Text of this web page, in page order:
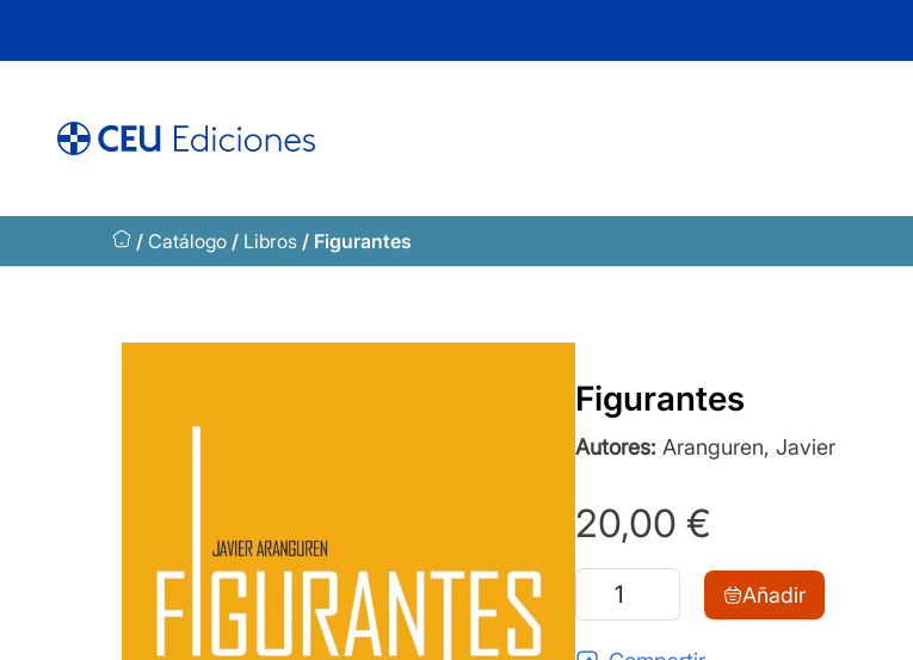
/Catálogo / Libros / Figurantes
Figurantes
Autores: Aranguren, Javier
20,00 €
Figurantes
cantidad
Añadir